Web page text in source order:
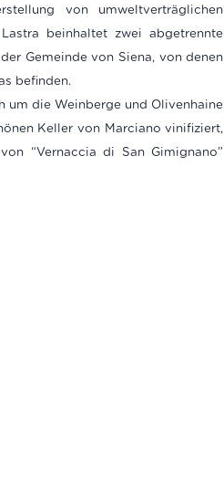
von umweltverträglichen
beinhaltet zwei abgetrennte
Gemeinde von Siena, von denen
befinden.
um die Weinberge und Olivenhaine
Keller von Marciano vinifiziert,
“Vernaccia di San Gimignano”